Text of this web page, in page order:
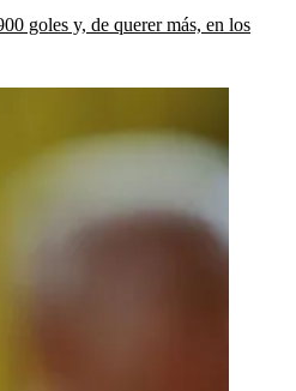
goles y, de querer más, en los